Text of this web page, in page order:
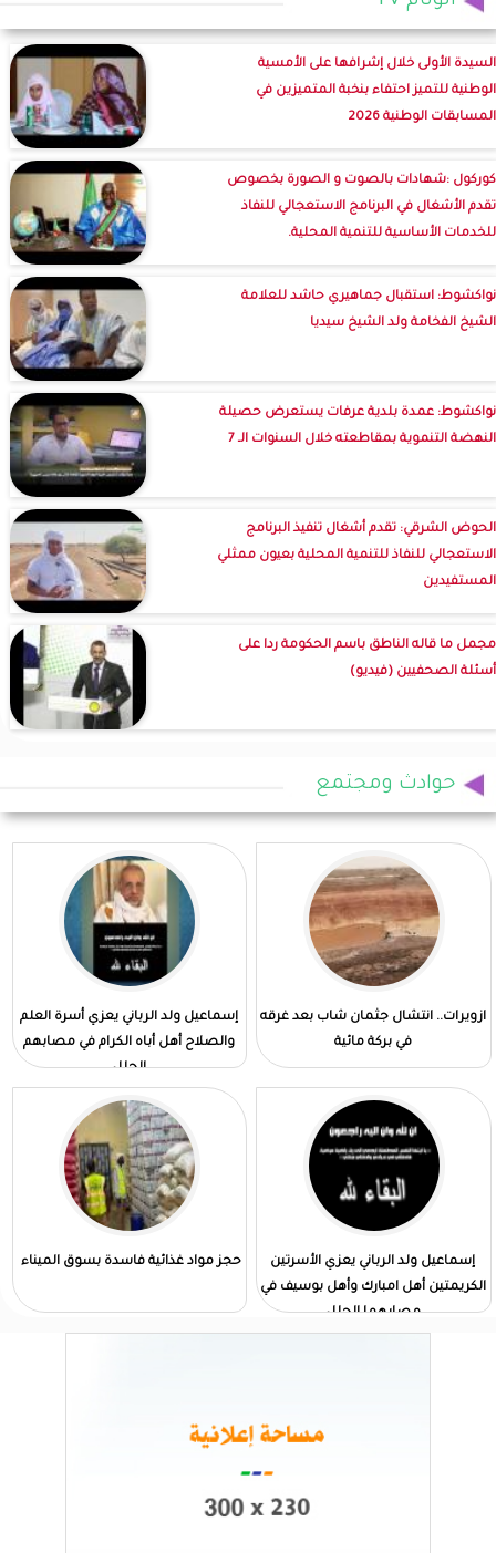
السيدة الأولى خلال إشرافها على الأمسية
الوطنية للتميز احتفاء بنخبة المتميزين في
المسابقات الوطنية 2026
كوركول :شهادات بالصوت و الصورة بخصوص
تقدم الأشغال في البرنامج الاستعجالي للنفاذ
للخدمات الأساسية للتنمية المحلية.
نواكشوط: استقبال جماهيري حاشد للعلامة
الشيخ الفخامة ولد الشيخ سيديا
نواكشوط: عمدة بلدية عرفات يستعرض حصيلة
النهضة التنموية بمقاطعته خلال السنوات الـ 7
الحوض الشرقي: تقدم أشغال تنفيذ البرنامج
الاستعجالي للنفاذ للتنمية المحلية بعيون ممثلي
المستفيدين
مجمل ما قاله الناطق باسم الحكومة ردا على
أسئلة الصحفيين (فيديو)
حوادث ومجتمع
ازويرات.. انتشال جثمان شاب بعد غرقه
في بركة مائية
إسماعيل ولد الرباني يعزي أسرة العلم
والصلاح أهل أباه الكرام في مصابهم
الجلل
إسماعيل ولد الرباني يعزي الأسرتين
الكريمتين أهل امبارك وأهل بوسيف في
مصابهما الجلل
حجز مواد غذائية فاسدة بسوق الميناء